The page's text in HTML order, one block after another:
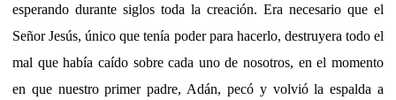
esperando durante siglos toda la creación. Era necesario que el
Señor Jesús, único que tenía poder para hacerlo, destruyera todo el
mal que había caído sobre cada uno de nosotros, en el momento
en que nuestro primer padre, Adán, pecó y volvió la espalda a